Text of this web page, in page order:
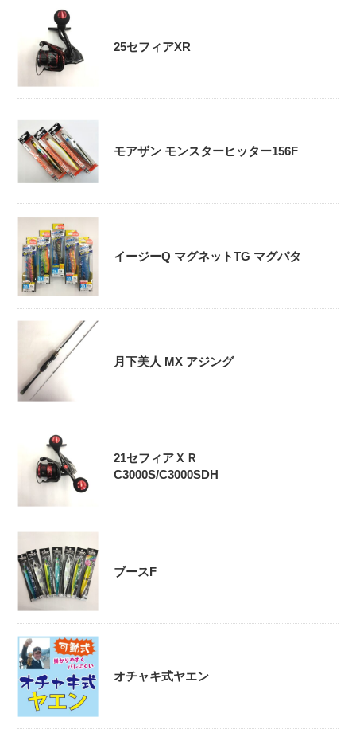
25セフィアXR
モアザン モンスターヒッター156F
イージーQ マグネットTG マグパタ
月下美人 MX アジング
21セフィアＸＲ
C3000S/C3000SDH
ブースF
オチャキ式ヤエン